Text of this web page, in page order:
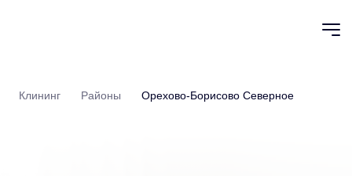
Клининг Районы Орехово-Борисово Северное